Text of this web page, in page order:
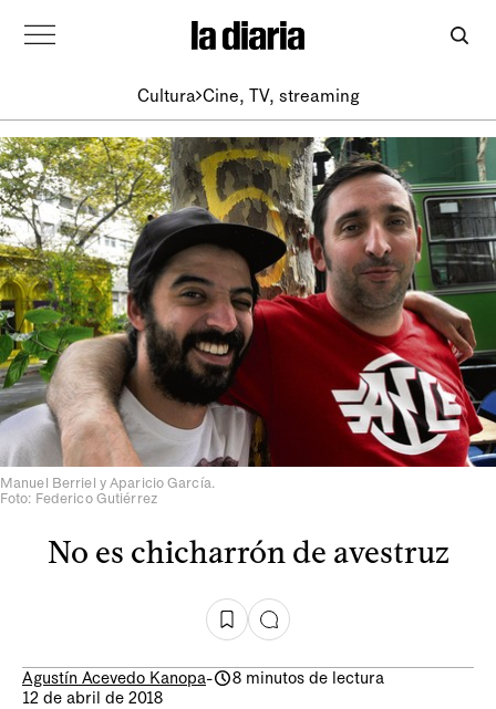
Cultura Cine, TV, streaming
Manuel Berriel y Aparicio García.
Foto: Federico Gutiérrez
No es chicharrón de avestruz
Agustín Acevedo Kanopa-
8 minutos de lectura
12 de abril de 2018